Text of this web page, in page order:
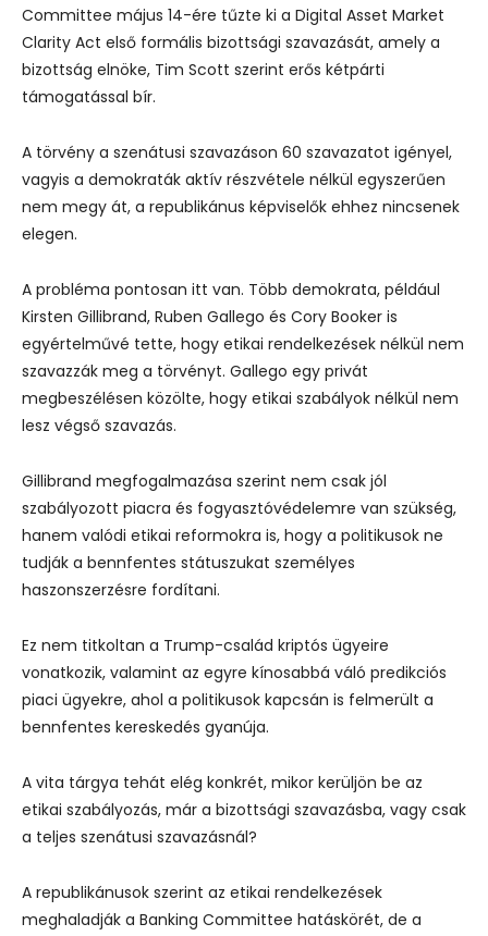
Committee május 14-ére tűzte ki a Digital Asset Market
Clarity Act első formális bizottsági szavazását, amely a
bizottság elnöke, Tim Scott szerint erős kétpárti
támogatással bír.
A törvény a szenátusi szavazáson 60 szavazatot igényel,
vagyis a demokraták aktív részvétele nélkül egyszerűen
nem megy át, a republikánus képviselők ehhez nincsenek
elegen.
A probléma pontosan itt van. Több demokrata, például
Kirsten Gillibrand, Ruben Gallego és Cory Booker is
egyértelművé tette, hogy etikai rendelkezések nélkül nem
szavazzák meg a törvényt. Gallego egy privát
megbeszélésen közölte, hogy etikai szabályok nélkül nem
lesz végső szavazás.
Gillibrand megfogalmazása szerint nem csak jól
szabályozott piacra és fogyasztóvédelemre van szükség,
hanem valódi etikai reformokra is, hogy a politikusok ne
tudják a bennfentes státuszukat személyes
haszonszerzésre fordítani.
Ez nem titkoltan a Trump-család kriptós ügyeire
vonatkozik, valamint az egyre kínosabbá váló predikciós
piaci ügyekre, ahol a politikusok kapcsán is felmerült a
bennfentes kereskedés gyanúja.
A vita tárgya tehát elég konkrét, mikor kerüljön be az
etikai szabályozás, már a bizottsági szavazásba, vagy csak
a teljes szenátusi szavazásnál?
A republikánusok szerint az etikai rendelkezések
meghaladják a Banking Committee hatáskörét, de a